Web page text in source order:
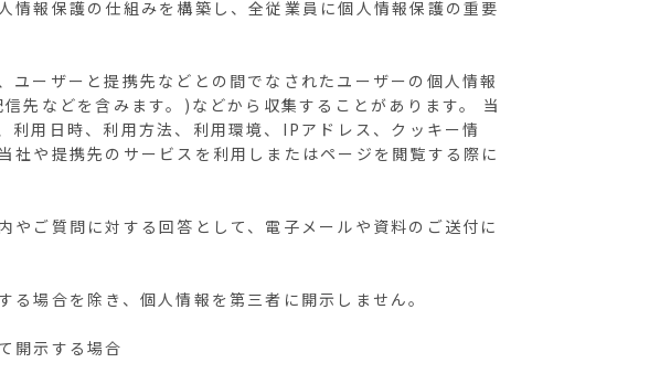
報保護の仕組みを構築し、全従業員に個人情報保護の重要
ーザーと提携先などとの間でなされたユーザーの個人情報
先などを含みます。)などから収集することがあります。 当
用日時、利用方法、利用環境、IPアドレス、クッキー情
や提携先のサービスを利用しまたはページを閲覧する際に
ご質問に対する回答として、電子メールや資料のご送付に
場合を除き、個人情報を第三者に開示しません。
開示する場合